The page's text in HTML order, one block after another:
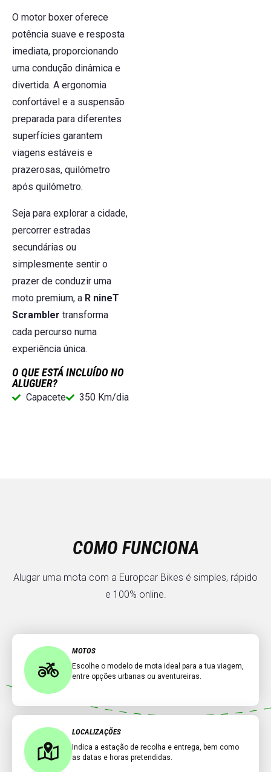
O motor boxer oferece
potência suave e resposta
imediata, proporcionando
uma condução dinâmica e
divertida. A ergonomia
confortável e a suspensão
preparada para diferentes
superfícies garantem
viagens estáveis e
prazerosas, quilómetro
após quilómetro.
Seja para explorar a cidade,
percorrer estradas
secundárias ou
simplesmente sentir o
prazer de conduzir uma
moto premium, a R nineT
Scrambler transforma
cada percurso numa
experiência única.
O QUE ESTÁ INCLUÍDO NO
ALUGUER?
Capacete 350 Km/dia
COMO FUNCIONA
Alugar uma mota com a Europcar Bikes é simples, rápido
e 100% online.
MOTOS
Escolhe o modelo de mota ideal para a tua viagem,
entre opções urbanas ou aventureiras.
LOCALIZAÇÕES
Indica a estação de recolha e entrega, bem como
as datas e horas pretendidas.